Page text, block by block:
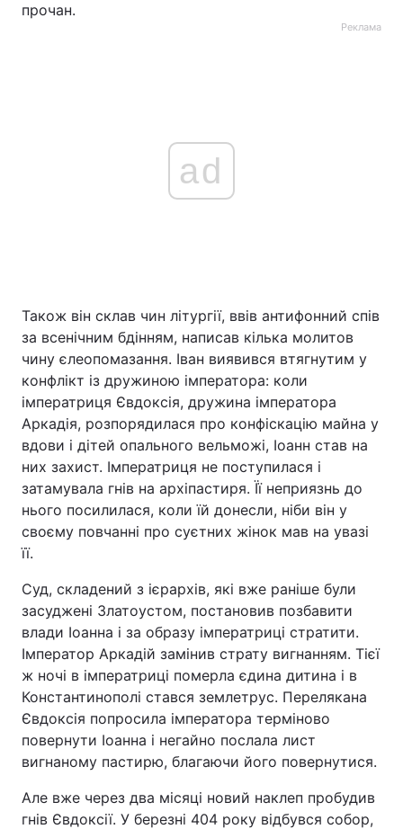
прочан.
Реклама
ad
Також він склав чин літургії, ввів антифонний спів
за всенічним бдінням, написав кілька молитов
чину єлеопомазання. Іван виявився втягнутим у
конфлікт із дружиною імператора: коли
імператриця Євдоксія, дружина імператора
Аркадія, розпорядилася про конфіскацію майна у
вдови і дітей опального вельможі, Іоанн став на
них захист. Імператриця не поступилася і
затамувала гнів на архіпастиря. Її неприязнь до
нього посилилася, коли їй донесли, ніби він у
своєму повчанні про суєтних жінок мав на увазі
її.
Суд, складений з ієрархів, які вже раніше були
засуджені Златоустом, постановив позбавити
влади Іоанна і за образу імператриці стратити.
Імператор Аркадій замінив страту вигнанням. Тієї
ж ночі в імператриці померла єдина дитина і в
Константинополі стався землетрус. Перелякана
Євдоксія попросила імператора терміново
повернути Іоанна і негайно послала лист
вигнаному пастирю, благаючи його повернутися.
Але вже через два місяці новий наклеп пробудив
гнів Євдоксії. У березні 404 року відбувся собор,